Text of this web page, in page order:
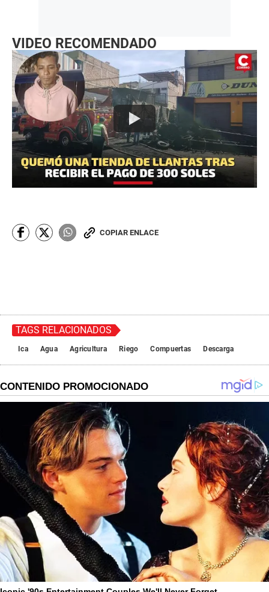
VIDEO RECOMENDADO
COPIAR ENLACE
TAGS RELACIONADOS
Ica Agua Agricultura Riego Compuertas Descarga